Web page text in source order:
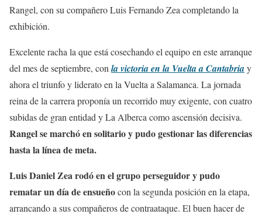
Rangel, con su compañero Luis Fernando Zea completando la
exhibición.
Excelente racha la que está cosechando el equipo en este arranque
del mes de septiembre, con la victoria en la Vuelta a Cantabriay
ahora el triunfo y liderato en la Vuelta a Salamanca. La jornada
reina de la carrera proponía un recorrido muy exigente, con cuatro
subidas de gran entidad y La Alberca como ascensión decisiva.
Rangel se marchó en solitario y pudo gestionar las diferencias
hasta la línea de meta.
Luis Daniel Zea rodó en el grupo perseguidor y pudo
rematar un día de ensueñocon la segunda posición en la etapa,
arrancando a sus compañeros de contraataque. El buen hacer de